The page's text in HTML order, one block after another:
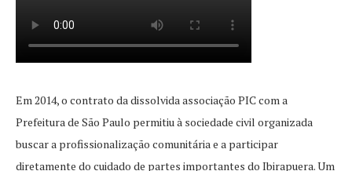
Em 2014, o contrato da dissolvida associação PIC com a
Prefeitura de São Paulo permitiu à sociedade civil organizada
buscar a profissionalização comunitária e a participar
diretamente do cuidado de partes importantes do Ibirapuera. Um